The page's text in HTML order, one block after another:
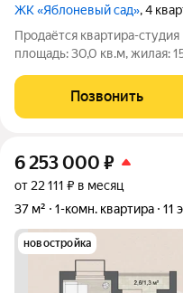
ЖК «Яблоневый сад», 4
Продаётся квартира-
площадь: 30,0 кв.м, жилая:
гардеробную 2,9 кв.м.
Позвонить
6 253 000 ₽
от 22 111 ₽ в месяц
37 м²
1-комн. квартира 11
новостройка